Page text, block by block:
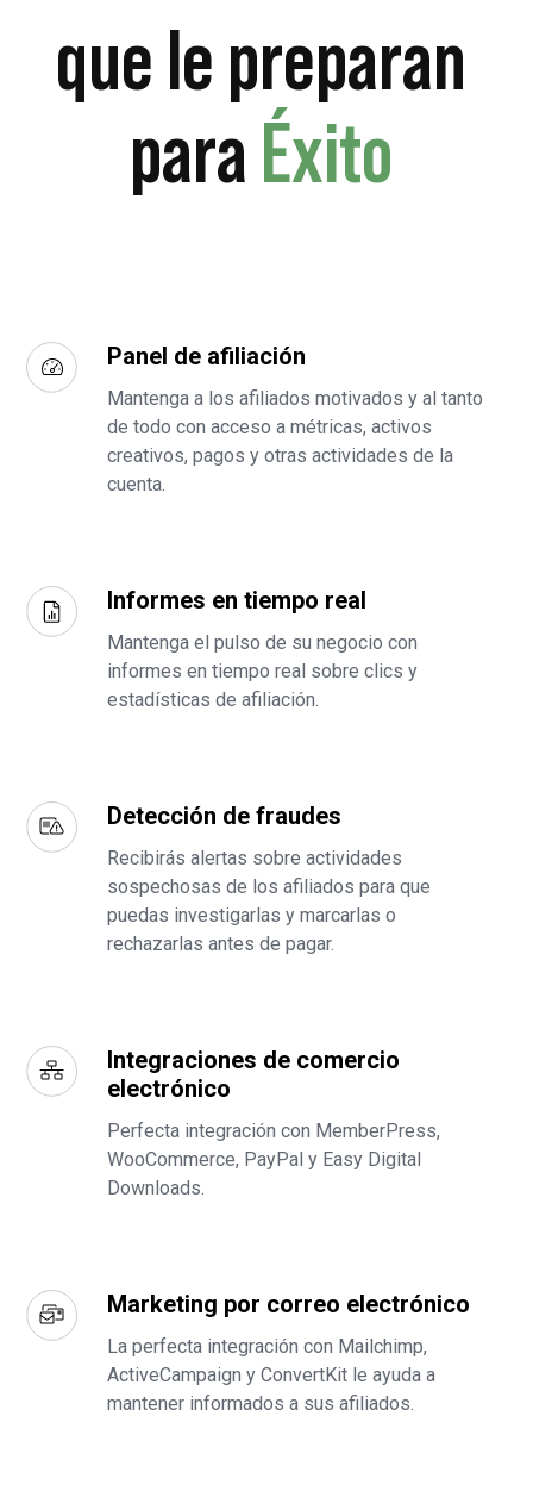
que le preparan
para Éxito
Panel de afiliación
Mantenga a los afiliados motivados y al tanto
de todo con acceso a métricas, activos
creativos, pagos y otras actividades de la
cuenta.
Informes en tiempo real
Mantenga el pulso de su negocio con
informes en tiempo real sobre clics y
estadísticas de afiliación.
Detección de fraudes
Recibirás alertas sobre actividades
sospechosas de los afiliados para que
puedas investigarlas y marcarlas o
rechazarlas antes de pagar.
Integraciones de comercio
electrónico
Perfecta integración con MemberPress,
WooCommerce, PayPal y Easy Digital
Downloads.
Marketing por correo electrónico
La perfecta integración con Mailchimp,
ActiveCampaign y ConvertKit le ayuda a
mantener informados a sus afiliados.